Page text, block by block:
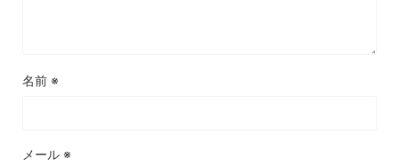
名前 ※
メール ※